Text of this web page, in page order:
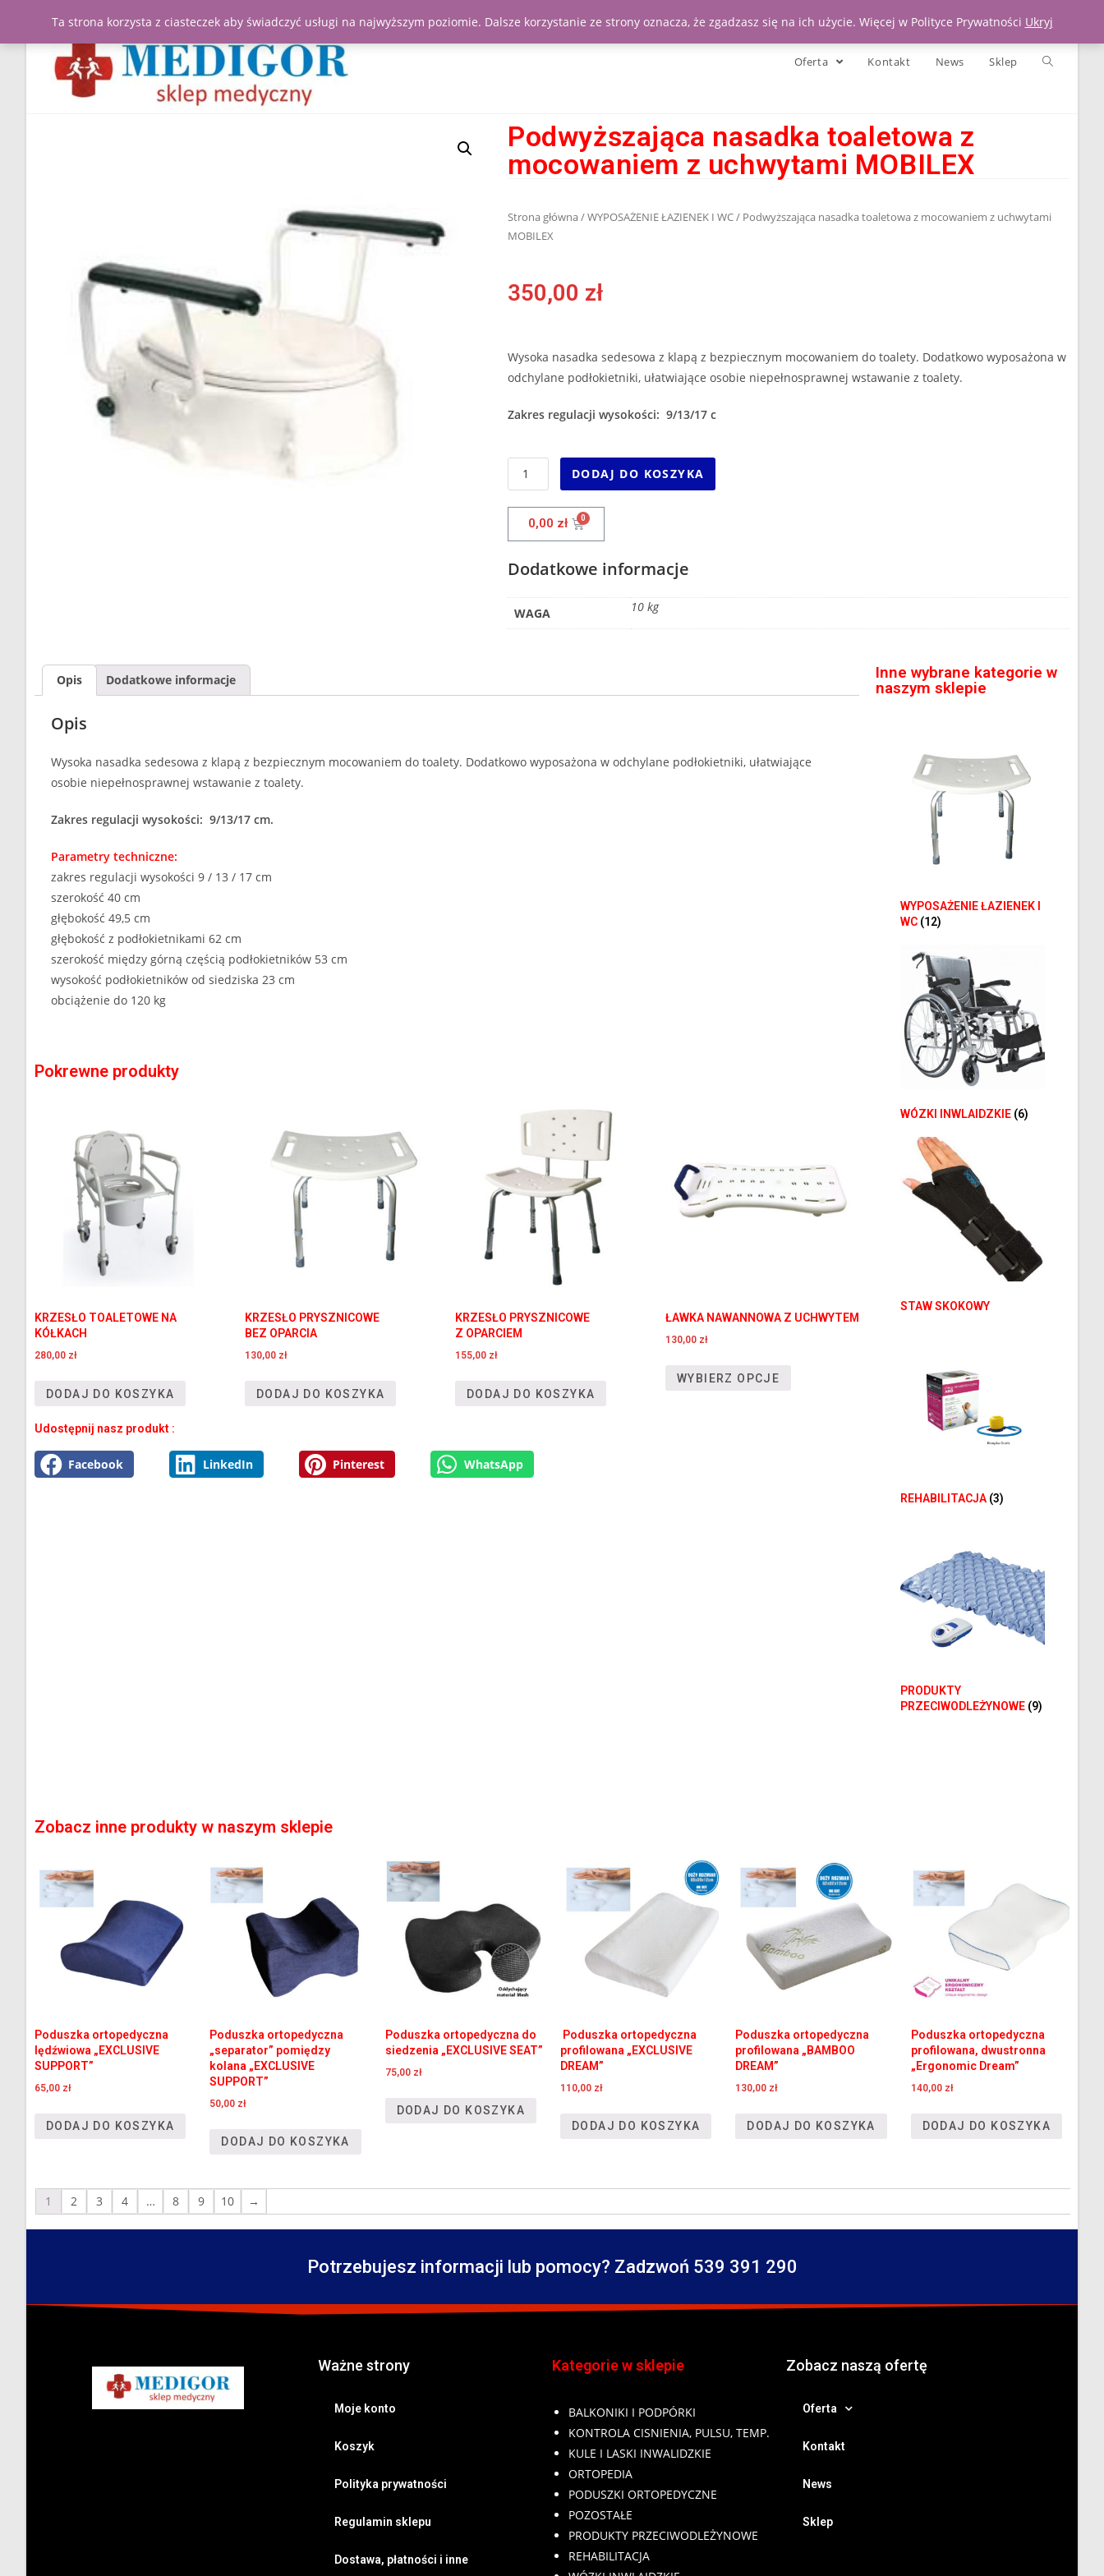
Moje konto Koszyk Zadzwoń 539 391 290
Oferta Kontakt News Sklep
Podwyższająca nasadka toaletowa z
mocowaniem z uchwytami MOBILEX
Strona główna/WYPOSAŻENIE ŁAZIENEK I WC/ Podwyższająca nasadka toaletowa z mocowaniem z uchwytami
MOBILEX
350,00 zł
Wysoka nasadka sedesowa z klapą z bezpiecznym mocowaniem do toalety. Dodatkowo wyposażona w
odchylane podłokietniki, ułatwiające osobie niepełnosprawnej wstawanie z toalety.
Zakres regulacji wysokości: 9/13/17 c
DODAJ DO KOSZYKA
0,00 zł
Dodatkowe informacje
WAGA 10 kg
Opis Dodatkowe informacje
Opis
Wysoka nasadka sedesowa z klapą z bezpiecznym mocowaniem do toalety. Dodatkowo wyposażona w odchylane podłokietniki, ułatwiające
osobie niepełnosprawnej wstawanie z toalety.
Zakres regulacji wysokości: 9/13/17 cm.
Parametry techniczne:
zakres regulacji wysokości 9 / 13 / 17 cm
szerokość 40 cm
głębokość 49,5 cm
głębokość z podłokietnikami 62 cm
szerokość między górną częścią podłokietników 53 cm
wysokość podłokietników od siedziska 23 cm
obciążenie do 120 kg
Pokrewne produkty
KRZESŁO TOALETOWE NA
KÓŁKACH
280,00 zł
DODAJ DO KOSZYKA
KRZESŁO PRYSZNICOWE
BEZ OPARCIA
130,00 zł
DODAJ DO KOSZYKA
KRZESŁO PRYSZNICOWE
Z OPARCIEM
155,00 zł
DODAJ DO KOSZYKA
ŁAWKA NAWANNOWA Z UCHWYTEM
130,00 zł
WYBIERZ OPCJE
Udostępnij nasz produkt :
Facebook LinkedIn Pinterest WhatsApp
Inne wybrane kategorie w
naszym sklepie
WYPOSAŻENIE ŁAZIENEK I
WC (12)
WÓZKI INWLAIDZKIE (6)
STAW SKOKOWY
REHABILITACJA (3)
PRODUKTY
PRZECIWODLEŻYNOWE (9)
Zobacz inne produkty w naszym sklepie
Poduszka ortopedyczna
lędźwiowa „EXCLUSIVE
SUPPORT”
65,00 zł
DODAJ DO KOSZYKA
Poduszka ortopedyczna
„separator” pomiędzy
kolana „EXCLUSIVE
SUPPORT”
50,00 zł
DODAJ DO KOSZYKA
Poduszka ortopedyczna do
siedzenia „EXCLUSIVE SEAT”
75,00 zł
DODAJ DO KOSZYKA
Poduszka ortopedyczna
profilowana „EXCLUSIVE
DREAM”
110,00 zł
DODAJ DO KOSZYKA
Poduszka ortopedyczna
profilowana „BAMBOO
DREAM”
130,00 zł
DODAJ DO KOSZYKA
Poduszka ortopedyczna
profilowana, dwustronna
„Ergonomic Dream”
140,00 zł
DODAJ DO KOSZYKA
1 2 3 4 … 8 9 10 →
Potrzebujesz informacji lub pomocy? Zadzwoń 539 391 290
Ważne strony
Moje konto
Koszyk
Polityka prywatności
Regulamin sklepu
Dostawa, płatności i inne
Kategorie w sklepie
BALKONIKI I PODPÓRKI
KONTROLA CISNIENIA, PULSU, TEMP.
KULE I LASKI INWALIDZKIE
ORTOPEDIA
PODUSZKI ORTOPEDYCZNE
POZOSTAŁE
PRODUKTY PRZECIWODLEŻYNOWE
REHABILITACJA
Zobacz naszą ofertę
Oferta
Kontakt
News
Sklep
Ta strona korzysta z ciasteczek aby świadczyć usługi na najwyższym poziomie. Dalsze korzystanie ze strony oznacza, że zgadzasz się na ich użycie. Więcej w Polityce Prywatności Ukryj